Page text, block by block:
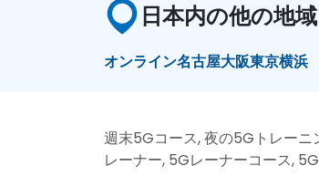
日本内の他の地域
オンライン名古屋大阪東京横浜
週末5Gコース, 夜の5Gトレー
レーナー, 5Gレーナーコース,